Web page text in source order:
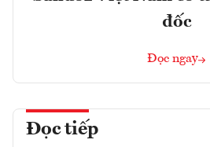
đốc
Đọc ngay
Đọc tiếp